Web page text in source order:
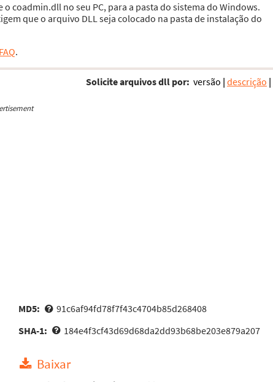
coadmin.dll no seu PC, para a pasta do sistema do Windows.
que o arquivo DLL seja colocado na pasta de instalação do
FAQ.
Solicite arquivos dll por: versão | descrição |
MD5:
91c6af94fd78f7f43c4704b85d268408
SHA-1:
184e4f3cf43d69d68da2dd93b68be203e879a207
Baixar